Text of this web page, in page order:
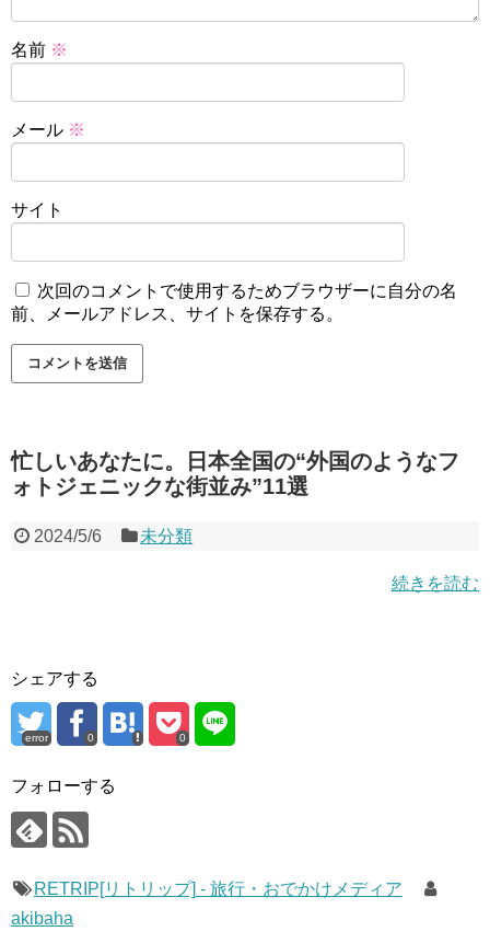
名前 ※
メール ※
サイト
次回のコメントで使用するためブラウザーに自分の名
前、メールアドレス、サイトを保存する。
忙しいあなたに。日本全国の“外国のようなフ
ォトジェニックな街並み”11選
2024/5/6 未分類
続きを読む
シェアする
error 0 0
フォローする
RETRIP[リトリップ] - 旅行・おでかけメディア
akibaha